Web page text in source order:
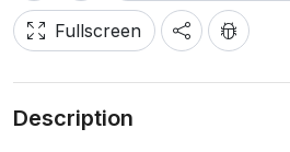
Fullscreen
Description